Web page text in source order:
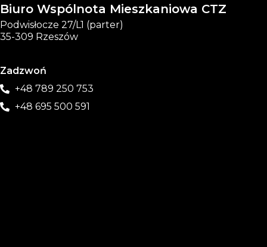
Biuro Wspólnota Mieszkaniowa CTZ
Podwisłocze 27/L1 (parter)
35-309 Rzeszów
Zadzwoń
+48 789 250 753
+48 695 500 591